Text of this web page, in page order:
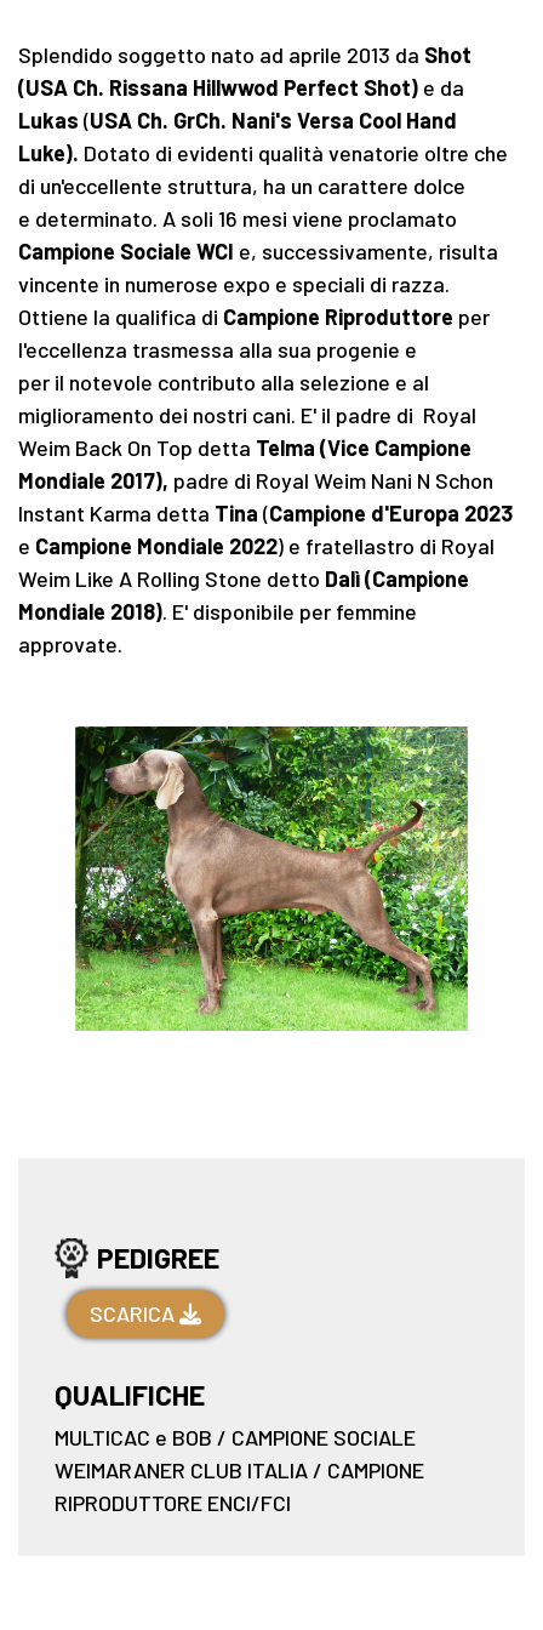
Splendido soggetto nato ad aprile 2013 da Shot
(USA Ch. Rissana Hillwwod Perfect Shot) e da
Lukas (USA Ch. GrCh. Nani's Versa Cool Hand
Luke). Dotato di evidenti qualità venatorie oltre che
di un'eccellente struttura, ha un carattere dolce
e determinato. A soli 16 mesi viene proclamato
Campione Sociale WCI e, successivamente, risulta
vincente in numerose expo e speciali di razza.
Ottiene la qualifica di Campione Riproduttore per
l'eccellenza trasmessa alla sua progenie e
per il notevole contributo alla selezione e al
miglioramento dei nostri cani. E' il padre di Royal
Weim Back On Top detta Telma (Vice Campione
Mondiale 2017), padre di Royal Weim Nani N Schon
Instant Karma detta Tina (Campione d'Europa 2023
e Campione Mondiale 2022) e fratellastro di Royal
Weim Like A Rolling Stone detto Dalì (Campione
Mondiale 2018). E' disponibile per femmine
approvate.
PEDIGREE
SCARICA
QUALIFICHE
MULTICAC e BOB / CAMPIONE SOCIALE
WEIMARANER CLUB ITALIA / CAMPIONE
RIPRODUTTORE ENCI/FCI